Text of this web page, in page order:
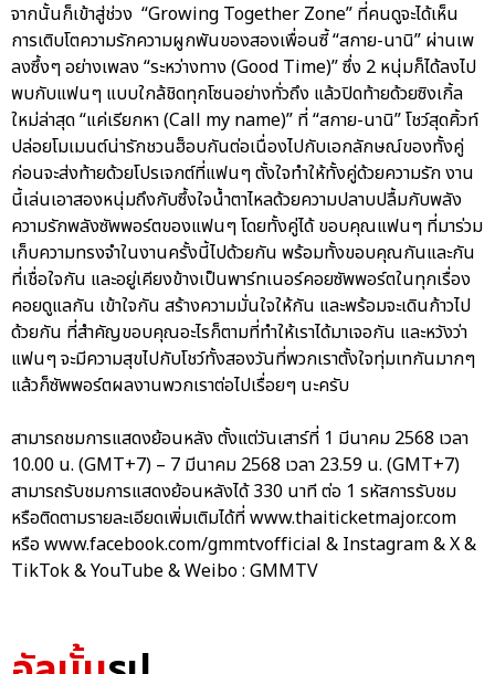
จากนั้นก็เข้าสู่ช่วง “Growing Together Zone” ที่คนดูจะได้เห็น
การเติบโตความรักความผูกพันของสองเพื่อนซี้ “สกาย-นานิ” ผ่านเพ
ลงซึ้งๆ อย่างเพลง “ระหว่างทาง (Good Time)” ซึ่ง 2 หนุ่มก็ได้ลงไป
พบกับแฟนๆ แบบใกล้ชิดทุกโซนอย่างทั่วถึง แล้วปิดท้ายด้วยซิงเกิ้ล
ใหม่ล่าสุด “แค่เรียกหา (Call my name)” ที่ “สกาย-นานิ” โชว์สุดคิ้วท์
ปล่อยโมเมนต์น่ารักชวนฮ็อบกันต่อเนื่องไปกับเอกลักษณ์ของทั้งคู่
ก่อนจะส่งท้ายด้วยโปรเจกต์ที่แฟนๆ ตั้งใจทำให้ทั้งคู่ด้วยความรัก งาน
นี้เล่นเอาสองหนุ่มถึงกับซึ้งใจน้ำตาไหลด้วยความปลาบปลื้มกับพลัง
ความรักพลังซัพพอร์ตของแฟนๆ โดยทั้งคู่ได้ ขอบคุณแฟนๆ ที่มาร่วม
เก็บความทรงจำในงานครั้งนี้ไปด้วยกัน พร้อมทั้งขอบคุณกันและกัน
ที่เชื่อใจกัน และอยู่เคียงข้างเป็นพาร์ทเนอร์คอยซัพพอร์ตในทุกเรื่อง
คอยดูแลกัน เข้าใจกัน สร้างความมั่นใจให้กัน และพร้อมจะเดินก้าวไป
ด้วยกัน ที่สำคัญขอบคุณอะไรก็ตามที่ทำให้เราได้มาเจอกัน และหวังว่า
แฟนๆ จะมีความสุขไปกับโชว์ทั้งสองวันที่พวกเราตั้งใจทุ่มเทกันมากๆ
แล้วก็ซัพพอร์ตผลงานพวกเราต่อไปเรื่อยๆ นะครับ
สามารถชมการแสดงย้อนหลัง ตั้งแต่วันเสาร์ที่ 1 มีนาคม 2568 เวลา
10.00 น. (GMT+7) – 7 มีนาคม 2568 เวลา 23.59 น. (GMT+7)
สามารถรับชมการแสดงย้อนหลังได้ 330 นาที ต่อ 1 รหัสการรับชม
หรือติดตามรายละเอียดเพิ่มเติมได้ที่ www.thaiticketmajor.com
หรือ www.facebook.com/gmmtvofficial & Instagram & X &
TikTok & YouTube & Weibo : GMMTV